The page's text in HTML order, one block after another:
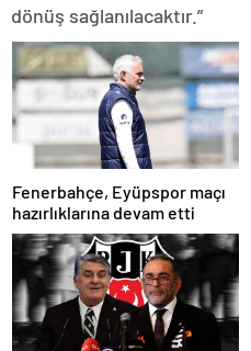
dönüş sağlanılacaktır.”
Fenerbahçe, Eyüpspor maçı
hazırlıklarına devam etti